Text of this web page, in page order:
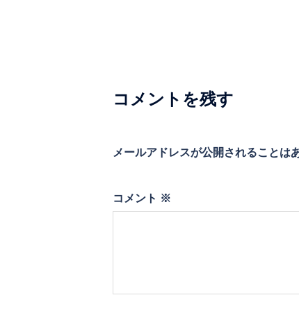
コメントを残す
メールアドレスが公開されることは
コメント ※